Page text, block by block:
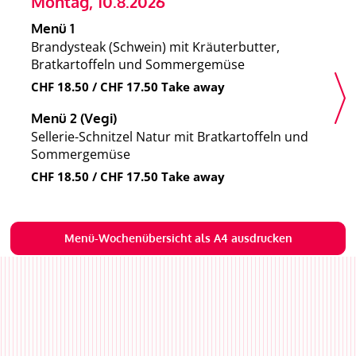
Menü 1
Brandysteak (Schwein) mit Kräuterbutter,
Bratkartoffeln und Sommergemüse
CHF 18.50 / CHF 17.50 Take away
Menü 2 (Vegi)
Sellerie-Schnitzel Natur mit Bratkartoffeln und
Sommergemüse
CHF 18.50 / CHF 17.50 Take away
Menü-Wochenübersicht als A4 ausdrucken